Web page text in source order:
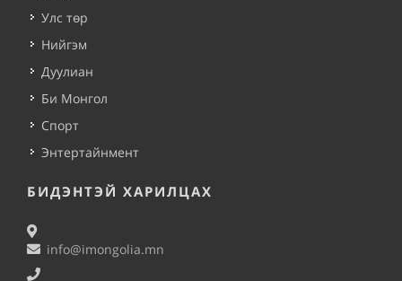
Улс төр
Нийгэм
Дуулиан
Би Монгол
Спорт
Энтертайнмент
БИДЭНТЭЙ ХАРИЛЦАХ
info@imongolia.mn